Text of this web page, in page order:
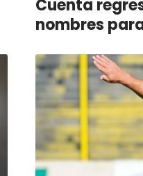
Cuenta
nombres